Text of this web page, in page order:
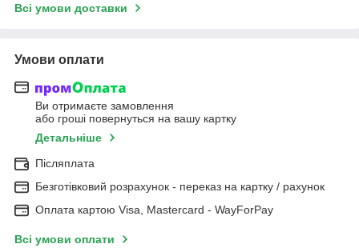
Всі умови доставки
Умови оплати
Ви отримаєте замовлення
або гроші повернуться на вашу картку
Детальніше
Післяплата
Безготівковий розрахунок - переказ на картку / рахунок
Оплата картою Visa, Mastercard - WayForPay
Всі умови оплати